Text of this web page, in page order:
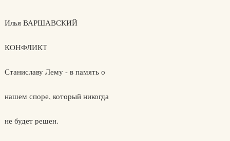
Илья ВАРШАВСКИЙ
КОНФЛИКТ
Станиславу Лему - в память о
нашем споре, который никогда
не будет решен.